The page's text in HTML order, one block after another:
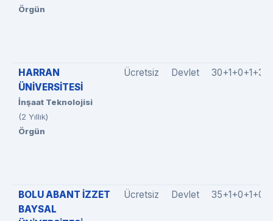
Örgün
HARRAN
ÜNİVERSİTESİ
İnşaat Teknolojisi
(2 Yıllık)
Örgün
Ücretsiz Devlet 30+1+0+1+3
BOLU ABANT İZZET
BAYSAL
Ücretsiz Devlet 35+1+0+1+0